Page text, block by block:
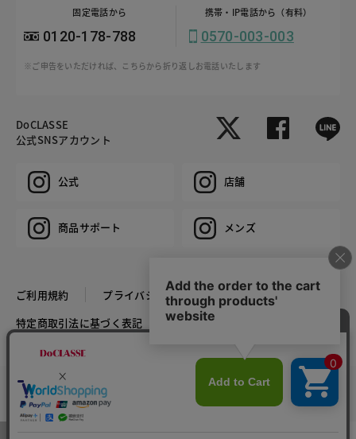
カラー・サイズを選択する
固定電話から
0120-178-788
携帯・IP電話から（有料）
0570-003-003
※ご申告をいただければ、こちらから折り返しお電話いたします
DoCLASSE
公式SNSアカウント
公式 店舗
商品サポート メンズ
ご利用規約
プライバシーポリシー
特定商取引法に基づく表記
推奨環境
COPYRIGHT © DoCLASSE ALL RIGHTS RESERVED.